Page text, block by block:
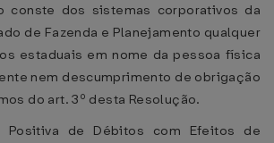
conste dos sistemas corporativos da
de Fazenda e Planejamento qualquer
estaduais em nome da pessoa física
nem descumprimento de obrigação
do art. 3º desta Resolução.
Positiva de Débitos com Efeitos de